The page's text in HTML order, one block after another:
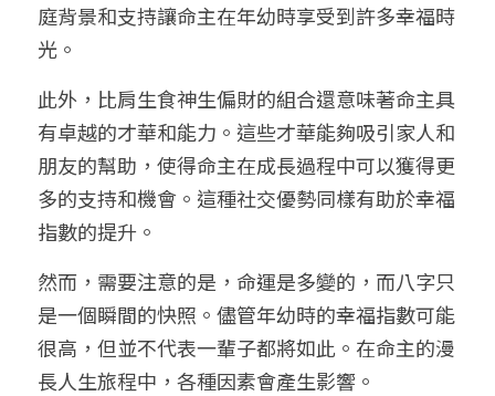
團隊訓練營
五行八字線上班
庭背景和支持讓命主在年幼時享受到許多幸福時
光。
此外，比肩生食神生偏財的組合還意味著命主具
有卓越的才華和能力。這些才華能夠吸引家人和
朋友的幫助，使得命主在成長過程中可以獲得更
多的支持和機會。這種社交優勢同樣有助於幸福
指數的提升。
然而，需要注意的是，命運是多變的，而八字只
是一個瞬間的快照。儘管年幼時的幸福指數可能
很高，但並不代表一輩子都將如此。在命主的漫
長人生旅程中，各種因素會產生影響。